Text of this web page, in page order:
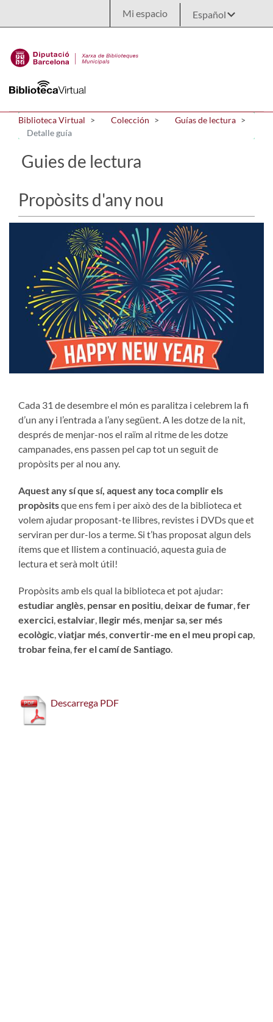
Mi espacio
Biblioteca Virtual Colección
Guías de lectura
Detalle guía
Guies de lectura
Propòsits d'any nou
Cada 31 de desembre el món es paralitza i celebrem la fi
d’un any i l’entrada a l’any següent. A les dotze de la nit,
després de menjar-nos el raïm al ritme de les dotze
campanades, ens passen pel cap tot un seguit de
propòsits per al nou any.
Aquest any sí que sí, aquest any toca complir els
propòsitsque ens fem i per això des de la biblioteca et
volem ajudar proposant-te llibres, revistes i DVDs que et
serviran per dur-los a terme. Si t’has proposat algun dels
ítems que et llistem a continuació, aquesta guia de
lectura et serà molt útil!
Propòsits amb els qual la biblioteca et pot ajudar:
estudiar anglès pensar en positiu deixar de fumar fer
exercici estalviar llegir més menjar sa ser més
ecològic viatjar més convertir-me en el meu propi cap
trobar feina fer el camí de Santiago
Descarrega PDF